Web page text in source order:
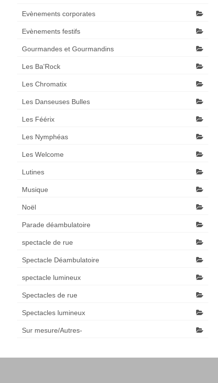
Evènements corporates
Evènements festifs
Gourmandes et Gourmandins
Les Ba'Rock
Les Chromatix
Les Danseuses Bulles
Les Féérix
Les Nymphéas
Les Welcome
Lutines
Musique
Noël
Parade déambulatoire
spectacle de rue
Spectacle Déambulatoire
spectacle lumineux
Spectacles de rue
Spectacles lumineux
Sur mesure/Autres-